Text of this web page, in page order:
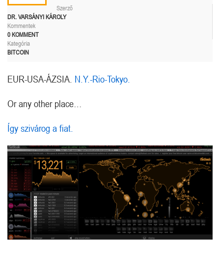
Szerző
DR. VARSÁNYI KÁROLY
Kommentek
0 KOMMENT
Kategória
BITCOIN
EUR-USA-ÁZSIA. N.Y.-Rio-Tokyo.
Or any other place…
Így szivárog a fiat.